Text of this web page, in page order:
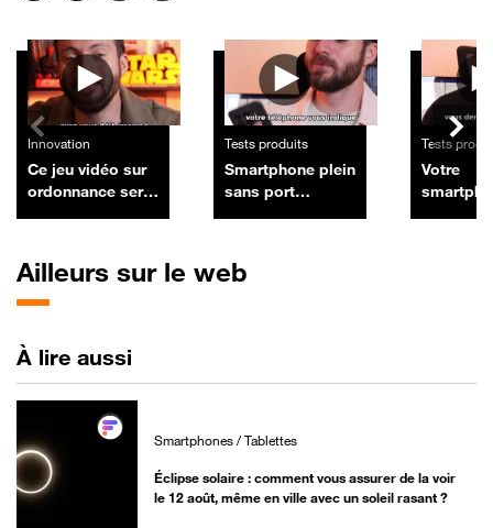
Autres vidéos
Innovation
Ce jeu vidéo sur
ordonnance sera
Maladie
Tests produits
Smartphone plein
sans port
rien effacer
Tests
Votre
Ailleurs sur le web
À lire aussi
Smartphones / Tablettes
Éclipse solaire : comment vous assurer de la voir
le 12 août, même en ville avec un soleil rasant ?